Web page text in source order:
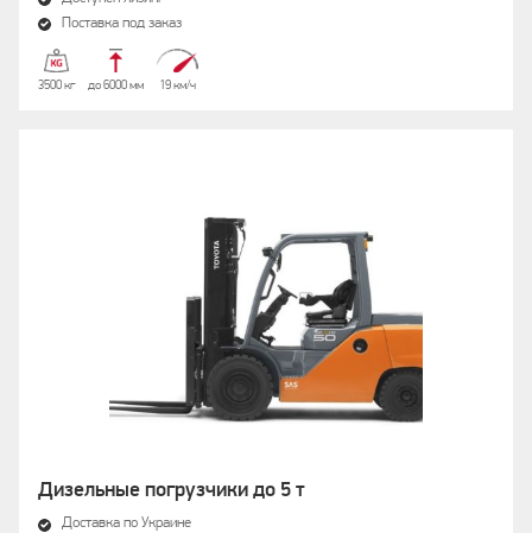
Поставка под заказ
3500 кг до 6000 мм 19 км/ч
Дизельные погрузчики до 5 т
Доставка по Украине